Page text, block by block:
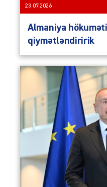
23.07.2026
Almaniya
qiymətləndiririk